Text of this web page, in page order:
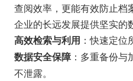
查阅效率，更能有效防止档
企业的长远发展提供坚实的
高效检索与利用 ：快速定位
数据安全保障：多重备份与
不泄露。